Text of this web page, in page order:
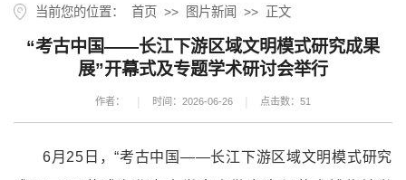
当前您的位置： 首页 >> 图片新闻 >> 正文
“考古中国——长江下游区域文明模式研究成果
展”开幕式及专题学术研讨会举行
作者： | 时间：2026-06-26 | 点击数： 51
6月25日，“考古中国 ——长江下游区域文明模式研究